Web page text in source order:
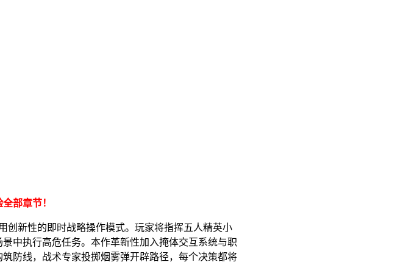
部章节！
创新性的即时战略操作模式。玩家将指挥五人精英小
中执行高危任务。本作革新性加入掩体交互系统与职
防线，战术专家投掷烟雾弹开辟路径，每个决策都将